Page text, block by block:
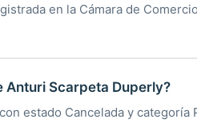
en la Cámara de
Anturi Scarpeta Duperly?
estado Cancelada y categoría